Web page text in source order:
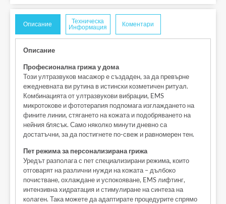
Описание
Техническа
Информация
Коментари
Описание
Професионална грижа у дома
Този ултразвуков масажор е създаден, за да превърне
ежедневната ви рутина в истински козметичен ритуал.
Комбинацията от ултразвукови вибрации, EMS
микротокове и фототерапия подпомага изглаждането на
фините линии, стягането на кожата и подобряването на
нейния блясък. Само няколко минути дневно са
достатъчни, за да постигнете по-свеж и равномерен тен.
Пет режима за персонализирана грижа
Уредът разполага с пет специализирани режима, които
отговарят на различни нужди на кожата – дълбоко
почистване, охлаждане и успокояване, EMS лифтинг,
интензивна хидратация и стимулиране на синтеза на
колаген. Така можете да адаптирате процедурите спрямо